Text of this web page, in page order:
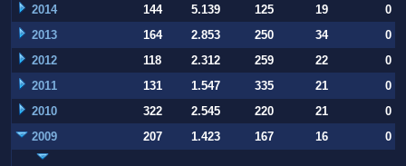
2014
144 5.139 125 19
0
2013
164 2.853 250 34
0
2012
118 2.312 259 22
0
2011
131 1.547 335 21
0
2010
322 2.545 220 21
0
2009
207 1.423 167 16 0